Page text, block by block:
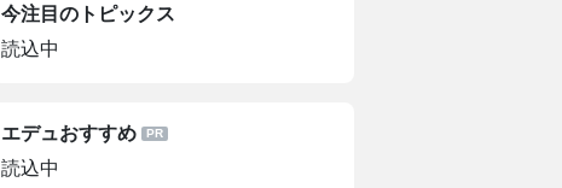
今注目のトピックス
読込中
エデュおすすめ
読込中